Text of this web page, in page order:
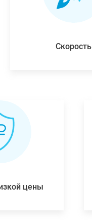
Скорость
цены